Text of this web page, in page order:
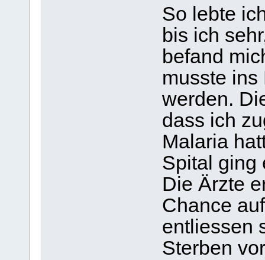
So lebte
bis ich
befand
musste
werden.
dass ich
Malaria
Spital ging
Die Ärzte
Chance
entliessen
Sterben